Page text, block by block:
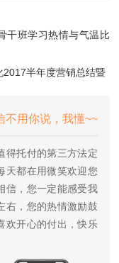
干班学习热情与气温比
半年度营销总结暨
不用你说，我懂~~
得托付的第三方法定
天都在用微笑欢迎您
信，您一定能感受我
右，您的热情激励鼓
欢开心的付出，快乐